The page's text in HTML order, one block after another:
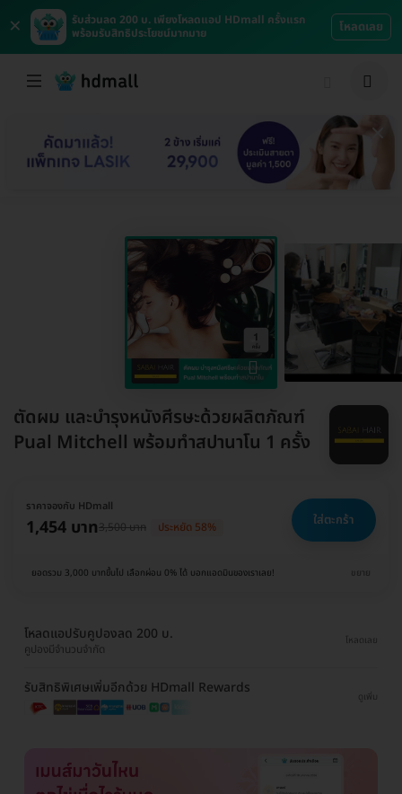
×
รับส่วนลด 200 บ. เพียงโหลดแอป HDmall ครั้งแรก
พร้อมรับสิทธิประโยชน์มากมาย
โหลดเลย
ตัดผม และบำรุงหนังศีรษะด้วยผลิตภัณฑ์
Pual Mitchell พร้อมทำสปานาโน 1 ครั้ง
ราคาจองกับ HDmall
1,454 บาท3,500 บาท ประหยัด 58% ใส่ตะกร้า
ยอดรวม 3,000 บาทขึ้นไป เลือกผ่อน 0% ได้ บอกแอดมินของเราเลย! ขยาย
โหลดแอปรับคูปองลด 200 บ.
คูปองมีจำนวนจำกัด
โหลดเลย
รับสิทธิพิเศษเพิ่มอีกด้วย HDmall Rewards
ดูเพิ่ม